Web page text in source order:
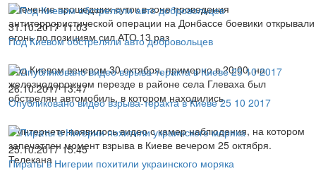
В течение прошедших суток в зоне проведения
антитеррористической операции на Донбассе боевики открывали
огонь по позициям сил АТО 13 раз
31.10.2017 11:03
Под Киевом обстреляли авто добровольцев
Под Киевом вечером 30 октября, примерно в 20:00, на
железнодорожном перезде в районе села Глеваха был
обстрелян автомобиль, в котором находились
26.10.2017 13:47
Опубликовано видео взрыва-теракта в Киеве 25 10 2017
В интернете появилось видео с камер наблюдения, на котором
запечатлен момент взрыва в Киеве вечером 25 октября.
Телекана
25.10.2017 15:45
Пираты в Нигерии похитили украинского моряка